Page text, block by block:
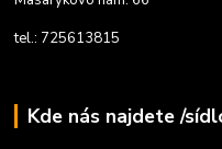
tel.: 725613815
Kde nás najdete /